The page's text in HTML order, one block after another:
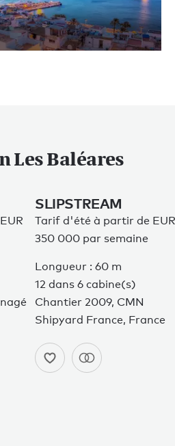
Les Baléares
SLIPSTREAM
Tarif d'été à partir de EUR
350 000 par semaine
Longueur : 60 m
12 dans 6 cabine(s)
Chantier 2009, CMN
Shipyard France, France